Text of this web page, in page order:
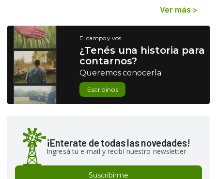
Ver más >
El campo y vos
¿Tenés una historia para
contarnos?
Queremos conocerla
Escribinos
¡Enterate de todas las novedades!
Ingresá tu e-mail y recibí nuestro newsletter
Suscribirme